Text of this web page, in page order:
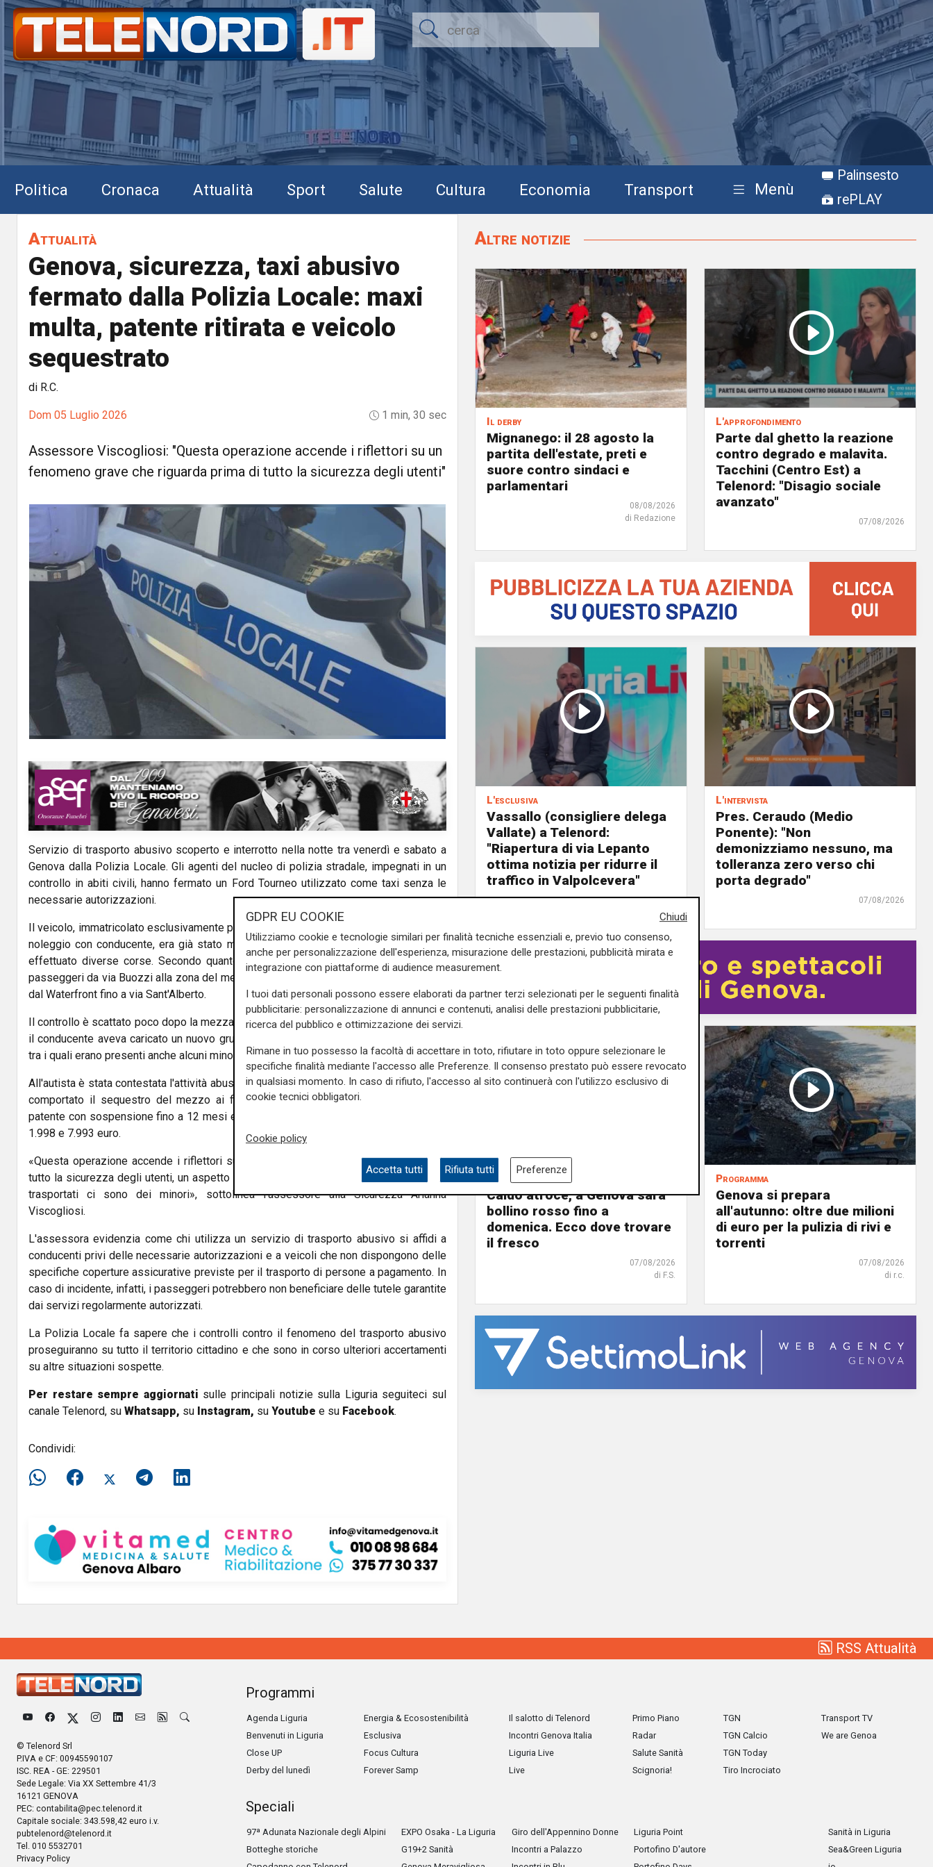
Politica Cronaca Attualità Sport Salute Cultura Economia Transport Menù
Palinsesto
rePLAY
Attualità
Genova, sicurezza, taxi abusivo
fermato dalla Polizia Locale: maxi
multa, patente ritirata e veicolo
sequestrato
di R.C.
Dom 05 Luglio 2026 1 min, 30 sec
Assessore Viscogliosi: "Questa operazione accende i riflettori su un
fenomeno grave che riguarda prima di tutto la sicurezza degli utenti"
Servizio di trasporto abusivo scoperto e interrotto nella notte tra venerdì e sabato a
Genova dalla Polizia Locale. Gli agenti del nucleo di polizia stradale, impegnati in un
controllo in abiti civili, hanno fermato un Ford Tourneo utilizzato come taxi senza le
necessarie autorizzazioni.
Il veicolo, immatricolato esclusivamente per uso proprio e non destinato al servizio di
noleggio con conducente, era già stato monitorato nel corso della serata dopo aver
effettuato diverse corse. Secondo quanto accertato dagli agenti, aveva trasportato
passeggeri da via Buozzi alla zona del mercato di Sampierdarena e successivamente
dal Waterfront fino a via Sant'Alberto.
Il controllo è scattato poco dopo la mezzanotte in via Sampierdarena, subito dopo che
il conducente aveva caricato un nuovo gruppo di passeggeri in piazza del Cavalletto,
tra i quali erano presenti anche alcuni minori.
All'autista è stata contestata l'attività abusiva di trasporto di persone. La violazione ha
comportato il sequestro del mezzo ai fini della confisca, il ritiro immediato della
patente con sospensione fino a 12 mesi e una sanzione amministrativa compresa tra
1.998 e 7.993 euro.
«Questa operazione accende i riflettori su un fenomeno grave che riguarda prima di
tutto la sicurezza degli utenti, un aspetto che diventa ancora più delicato quando tra i
trasportati ci sono dei minori», sottolinea l'assessore alla Sicurezza Arianna
Viscogliosi.
L'assessora evidenzia come chi utilizza un servizio di trasporto abusivo si affidi a
conducenti privi delle necessarie autorizzazioni e a veicoli che non dispongono delle
specifiche coperture assicurative previste per il trasporto di persone a pagamento. In
caso di incidente, infatti, i passeggeri potrebbero non beneficiare delle tutele garantite
dai servizi regolarmente autorizzati.
La Polizia Locale fa sapere che i controlli contro il fenomeno del trasporto abusivo
proseguiranno su tutto il territorio cittadino e che sono in corso ulteriori accertamenti
su altre situazioni sospette.
Per restare sempre aggiornati sulle principali notizie sulla Liguria seguiteci sul
canale Telenord, su Whatsapp, su Instagram, su Youtube e su Facebook.
Condividi:
Altre notizie
Il derby
Mignanego: il 28 agosto la
partita dell'estate, preti e
suore contro sindaci e
parlamentari
08/08/2026
di Redazione
L'approfondimento
Parte dal ghetto la reazione
contro degrado e malavita.
Tacchini (Centro Est) a
Telenord: "Disagio sociale
avanzato"
07/08/2026
L'esclusiva
Vassallo (consigliere delega
Vallate) a Telenord:
"Riapertura di via Lepanto
ottima notizia per ridurre il
traffico in Valpolcevera"
07/08/2026
L'intervista
Pres. Ceraudo (Medio
Ponente): "Non
demonizziamo nessuno, ma
tolleranza zero verso chi
porta degrado"
07/08/2026
Estate torrida
Caldo atroce, a Genova sarà
bollino rosso fino a
domenica. Ecco dove trovare
il fresco
07/08/2026
di F.S.
Programma
Genova si prepara
all'autunno: oltre due milioni
di euro per la pulizia di rivi e
torrenti
07/08/2026
di r.c.
RSS Attualità
© Telenord Srl
P.IVA e CF: 00945590107
ISC. REA - GE: 229501
Sede Legale: Via XX Settembre 41/3
16121 GENOVA
PEC: contabilita@pec.telenord.it
Capitale sociale: 343.598,42 euro i.v.
pubtelenord@telenord.it
Tel. 010 5532701
Privacy Policy
Programmi
Agenda Liguria
Benvenuti in Liguria
Close UP
Derby del lunedì
Energia & Ecosostenibilità
Esclusiva
Focus Cultura
Forever Samp
Il salotto di Telenord
Incontri Genova Italia
Liguria Live
Live
Primo Piano
Radar
Salute Sanità
Scignoria!
TGN
TGN Calcio
TGN Today
Tiro Incrociato
Transport TV
We are Genoa
Speciali
97ª Adunata Nazionale degli Alpini
Botteghe storiche
EXPO Osaka - La Liguria
G19+2 Sanità
Giro dell'Appennino Donne
Incontri a Palazzo
Liguria Point
Portofino D'autore
Sanità in Liguria
Sea&Green Liguria
Chiudi
GDPR EU COOKIE
Utilizziamo cookie e tecnologie similari per finalità tecniche essenziali e, previo tuo consenso,
anche per personalizzazione dell'esperienza, misurazione delle prestazioni, pubblicità mirata e
integrazione con piattaforme di audience measurement.
I tuoi dati personali possono essere elaborati da partner terzi selezionati per le seguenti finalità
pubblicitarie: personalizzazione di annunci e contenuti, analisi delle prestazioni pubblicitarie,
ricerca del pubblico e ottimizzazione dei servizi.
Rimane in tuo possesso la facoltà di accettare in toto, rifiutare in toto oppure selezionare le
specifiche finalità mediante l'accesso alle Preferenze. Il consenso prestato può essere revocato
in qualsiasi momento. In caso di rifiuto, l'accesso al sito continuerà con l'utilizzo esclusivo di
cookie tecnici obbligatori.
Cookie policy
Accetta tutti Rifiuta tutti Preferenze